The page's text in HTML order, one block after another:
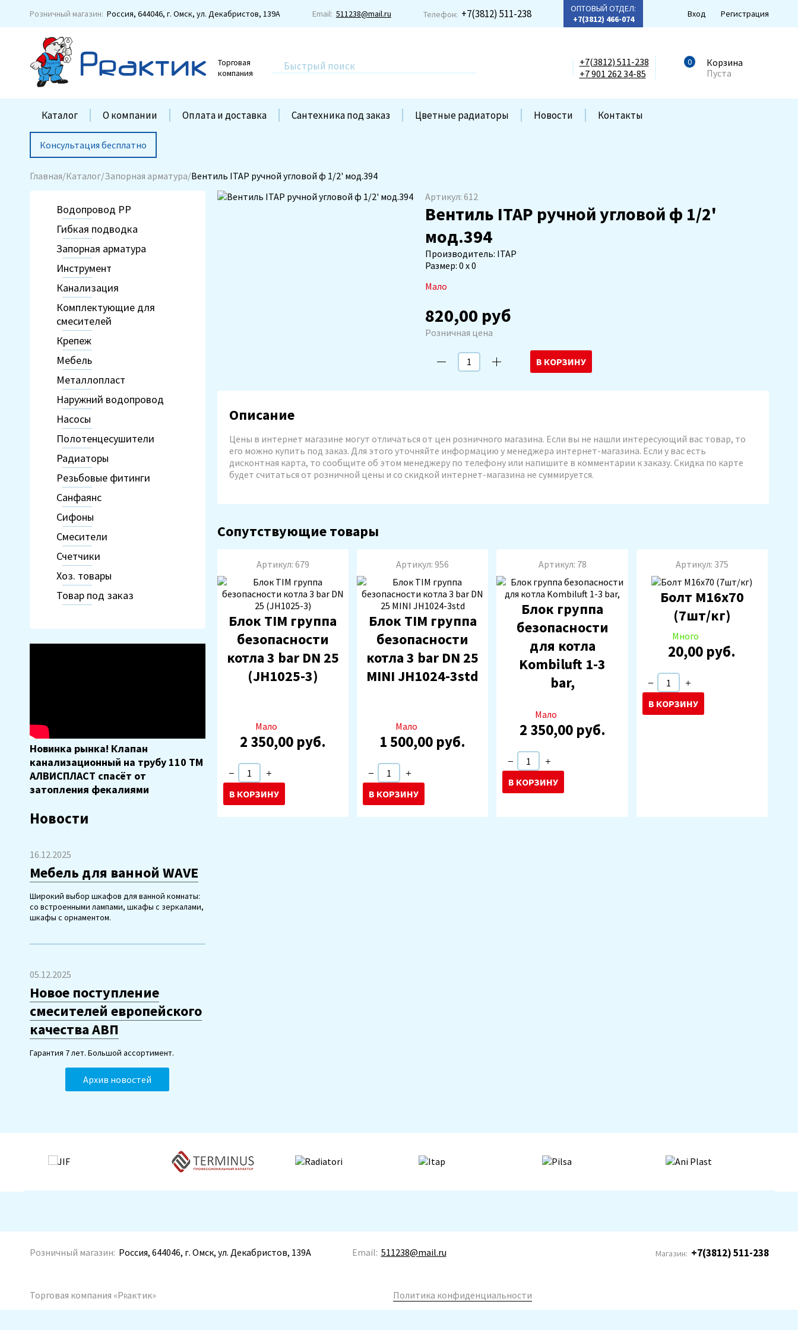
Розничный магазин: Россия, 644046, г. Омск, ул. Декабристов, 139А Email: 511238@mail.ru Телефон: +7(3812) 511-238
ОПТОВЫЙ ОТДЕЛ:
+7(3812) 466-074
Вход Регистрация
Торговая
компания
+7(3812) 511-238
+7 901 262 34-85
Корзина
0
Пуста
Каталог О компании Оплата и доставка Сантехника под заказ Цветные радиаторы Новости Контакты
Консультация бесплатно
Главная Каталог Запорная арматура Вентиль ITAP ручной угловой ф 1/2' мод.394
Водопровод РР
Гибкая подводка
Запорная арматура
Инструмент
Канализация
Комплектующие для
смесителей
Крепеж
Мебель
Металлопласт
Наружний водопровод
Насосы
Полотенцесушители
Радиаторы
Резьбовые фитинги
Санфаянс
Сифоны
Смесители
Счетчики
Хоз. товары
Товар под заказ
Новинка рынка! Клапан
канализационный на трубу 110 ТМ
АЛВИСПЛАСТ спасёт от
затопления фекалиями
Новости
16.12.2025
Мебель для ванной WAVE
Широкий выбор шкафов для ванной комнаты:
со встроенными лампами, шкафы с зеркалами,
шкафы с орнаментом.
05.12.2025
Новое поступление
смесителей европейского
качества АВП
Гарантия 7 лет. Большой ассортимент.
Архив новостей
Артикул: 612
Вентиль ITAP ручной угловой ф 1/2'
мод.394
Производитель: ITAP
Размер: 0 х 0
Мало
820,00 руб
Розничная цена
В КОРЗИНУ
Описание
Цены в интернет магазине могут отличаться от цен розничного магазина. Если вы не нашли интересующий вас товар, то
его можно купить под заказ. Для этого уточняйте информацию у менеджера интернет-магазина. Если у вас есть
дисконтная карта, то сообщите об этом менеджеру по телефону или напишите в комментарии к заказу. Скидка по карте
будет считаться от розничной цены и со скидкой интернет-магазина не суммируется.
Сопутствующие товары
Артикул: 679
Блок TIM группа
безопасности
котла 3 bar DN 25
(JH1025-3)
Мало
2 350,00 руб.
Товар добавлен в
В КОРЗИНУ
Артикул: 956
Блок TIM группа
безопасности
котла 3 bar DN 25
MINI JH1024-3std
Мало
1 500,00 руб.
Товар добавлен в
В КОРЗИНУ
Артикул: 78
Блок группа
безопасности
для котла
Kombiluft 1-3
bar,
Мало
2 350,00 руб.
Товар добавлен в
В КОРЗИНУ
Артикул: 375
Болт М16х70
(7шт/кг)
Много
20,00 руб.
Товар добавлен в
В КОРЗИНУ
Розничный магазин: Россия, 644046, г. Омск, ул. Декабристов, 139А Email: 511238@mail.ru Магазин: +7(3812) 511-238
Торговая компания «Рrактик» Политика конфиденциальности